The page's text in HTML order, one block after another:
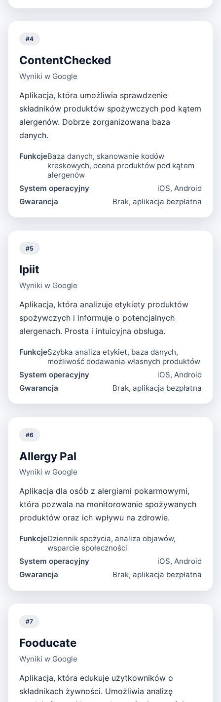
#4
ContentChecked
Wyniki w Google
Aplikacja, która umożliwia sprawdzenie
składników produktów spożywczych pod kątem
alergenów. Dobrze zorganizowana baza
danych.
FunkcjeBaza danych, skanowanie kodów
kreskowych, ocena produktów pod kątem
alergenów
System operacyjny
iOS, Android
Gwarancja
Brak, aplikacja bezpłatna
#5
Ipiit
Wyniki w Google
Aplikacja, która analizuje etykiety produktów
spożywczych i informuje o potencjalnych
alergenach. Prosta i intuicyjna obsługa.
FunkcjeSzybka analiza etykiet, baza danych,
możliwość dodawania własnych produktów
System operacyjny
iOS, Android
Gwarancja
Brak, aplikacja bezpłatna
#6
Allergy Pal
Wyniki w Google
Aplikacja dla osób z alergiami pokarmowymi,
która pozwala na monitorowanie spożywanych
produktów oraz ich wpływu na zdrowie.
FunkcjeDziennik spożycia, analiza objawów,
wsparcie społeczności
System operacyjny
iOS, Android
Gwarancja
Brak, aplikacja bezpłatna
#7
Fooducate
Wyniki w Google
Aplikacja, która edukuje użytkowników o
składnikach żywności. Umożliwia analizę